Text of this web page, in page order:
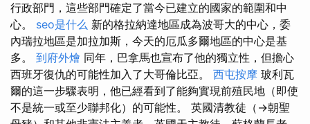
行政部門，這些部門確定了當今已建立的國家的範圍和中
心。 seo是什么 新的格拉納達地區成為波哥大的中心，委
內瑞拉地區是加拉加斯，今天的厄瓜多爾地區的中心是基
多。 到府外燴 同年，巴拿馬也宣布了他的獨立性，但擔心
西班牙復仇的可能性加入了大哥倫比亞。 西屯按摩 玻利瓦
爾的這一步驟表明，他已經看到了能夠實現前殖民地（即使
不是統一或至少聯邦化）的可能性。 英國清教徒（→朝聖